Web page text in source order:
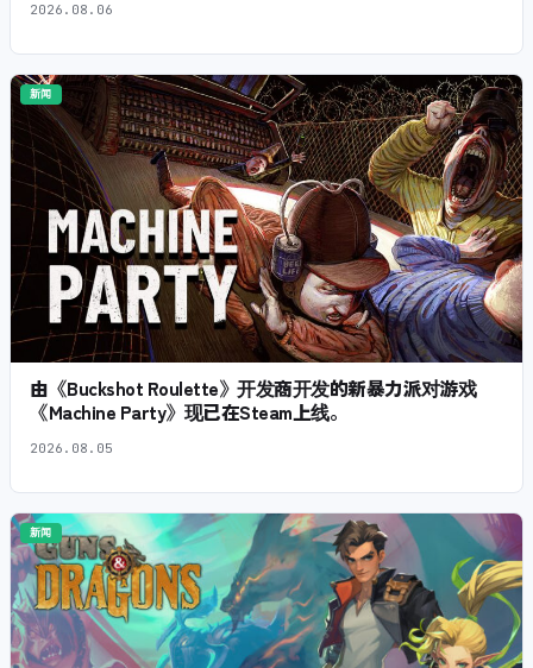
2026.08.06
新闻
由《Buckshot Roulette》开发商开发的新暴力派对游戏
《Machine Party》现已在Steam上线。
2026.08.05
新闻